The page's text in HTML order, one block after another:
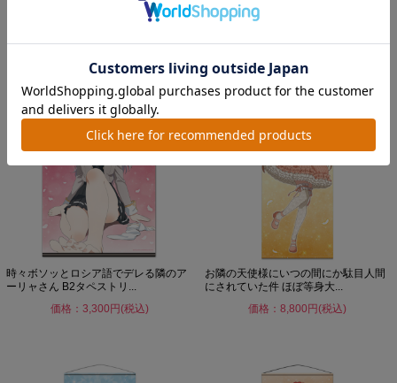
価格：3,300円(税込)
価格：3,300円(税込)
時々ボソッとロシア語でデレる隣のア
ーリャさん B2タペストリ...
価格：3,300円(税込)
お隣の天使様にいつの間にか駄目人間
にされていた件 ほぼ等身大...
価格：8,800円(税込)